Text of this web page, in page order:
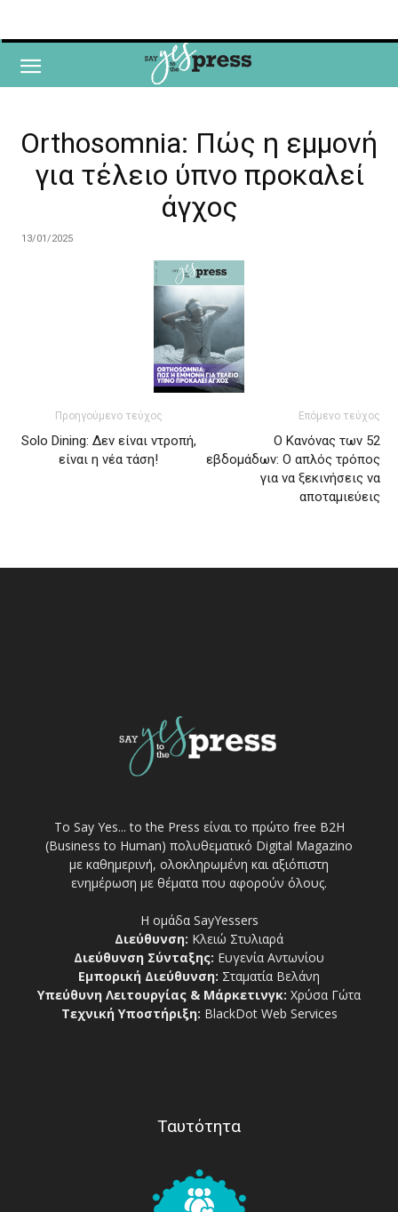
Orthosomnia: Πώς η εμμονή
για τέλειο ύπνο προκαλεί
άγχος
13/01/2025
Προηγούμενο τεύχος
Solo Dining: Δεν είναι ντροπή,
είναι η νέα τάση!
Επόμενο τεύχος
Ο Κανόνας των 52
εβδομάδων: Ο απλός τρόπος
για να ξεκινήσεις να
αποταμιεύεις
Το Say Yes... to the Press είναι το πρώτο free Β2Η
(Business to Human) πολυθεματικό Digital Magazino
με καθημερινή, ολοκληρωμένη και αξιόπιστη
ενημέρωση με θέματα που αφορούν όλους.
Η ομάδα SayYessers
Διεύθυνση: Κλειώ Στυλιαρά
Διεύθυνση Σύνταξης: Ευγενία Αντωνίου
Εμπορική Διεύθυνση: Σταματία Βελάνη
Υπεύθυνη Λειτουργίας & Μάρκετινγκ: Χρύσα Γώτα
Τεχνική Υποστήριξη: BlackDot Web Services
Ταυτότητα